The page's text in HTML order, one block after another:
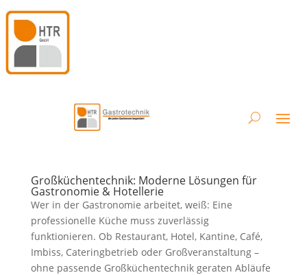
Großküchentechnik: Moderne Lösungen für
Gastronomie & Hotellerie
Wer in der Gastronomie arbeitet, weiß: Eine
professionelle Küche muss zuverlässig
funktionieren. Ob Restaurant, Hotel, Kantine, Café,
Imbiss, Cateringbetrieb oder Großveranstaltung –
ohne passende Großküchentechnik geraten Abläufe